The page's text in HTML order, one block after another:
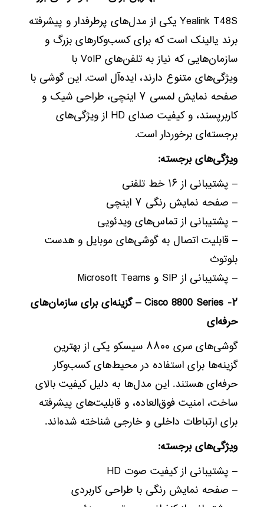
Yealink T48S یکی از مدل‌های پرطرفدار و پیشرفته
برند یالینک است که برای کسب‌وکارهای بزرگ و
سازمان‌هایی که نیاز به تلفن‌های VoIP با
ویژگی‌های متنوع دارند، ایده‌آل است. این گوشی با
صفحه نمایش لمسی ۷ اینچی، طراحی شیک و
کاربرپسند، و کیفیت صدای HD از ویژگی‌های
برجسته‌ای برخوردار است.
ویژگی‌های برجسته:
– پشتیبانی از ۱۶ خط تلفنی
– صفحه نمایش رنگی ۷ اینچی
– پشتیبانی از تماس‌های ویدئویی
– قابلیت اتصال به گوشی‌های موبایل و هدست
بلوتوث
– پشتیبانی از SIP و Microsoft Teams
۲- Cisco 8800 Series – گزینه‌ای برای سازمان‌های
حرفه‌ای
گوشی‌های سری ۸۸۰۰ سیسکو یکی از بهترین
گزینه‌ها برای استفاده در محیط‌های کسب‌وکار
حرفه‌ای هستند. این مدل‌ها به دلیل کیفیت بالای
ساخت، امنیت فوق‌العاده، و قابلیت‌های پیشرفته
برای ارتباطات داخلی و خارجی شناخته شده‌اند.
ویژگی‌های برجسته:
– پشتیبانی از کیفیت صوت HD
– صفحه نمایش رنگی با طراحی کاربردی